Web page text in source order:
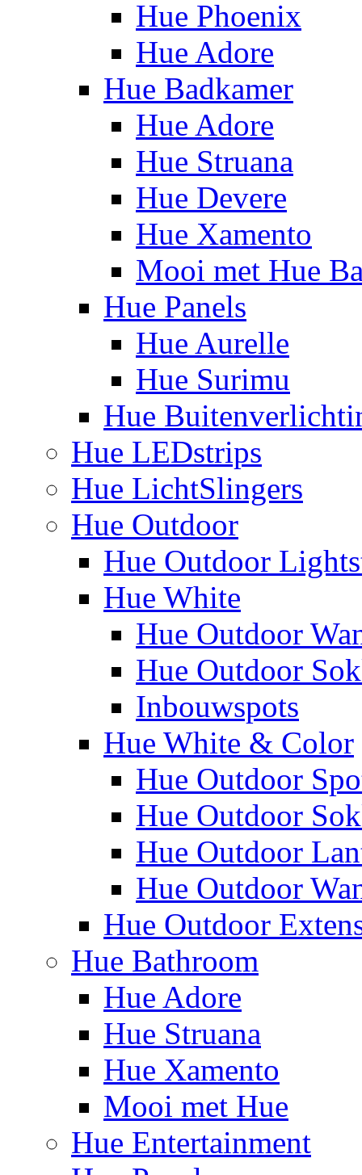
Hue Phoenix
Hue Adore
Hue Badkamer
Hue Adore
Hue Struana
Hue Devere
Hue Xamento
Mooi met Hue
Hue Panels
Hue Aurelle
Hue Surimu
Hue
Hue LEDstrips
Hue LichtSlingers
Hue Outdoor
Hue Outdoor
Hue White
Hue Outdoor
Hue Outdoor
Inbouwspots
Hue White & Color
Hue Outdoor
Hue Outdoor
Hue Outdoor
Hue Outdoor
Hue Outdoor
Hue Bathroom
Hue Adore
Hue Struana
Hue Xamento
Mooi met Hue
Hue Entertainment